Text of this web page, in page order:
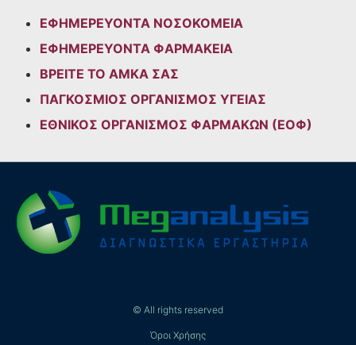
ΕΦΗΜΕΡΕΥΟΝΤΑ ΝΟΣΟΚΟΜΕΙΑ
ΕΦΗΜΕΡΕΥΟΝΤΑ ΦΑΡΜΑΚΕΙΑ
ΒΡΕΙΤΕ ΤΟ ΑΜΚΑ ΣΑΣ
ΠΑΓΚΟΣΜΙΟΣ ΟΡΓΑΝΙΣΜΟΣ ΥΓΕΙΑΣ
ΕΘΝΙΚΟΣ ΟΡΓΑΝΙΣΜΟΣ ΦΑΡΜΑΚΩΝ (ΕΟΦ)
© All rights reserved
Όροι Χρήσης